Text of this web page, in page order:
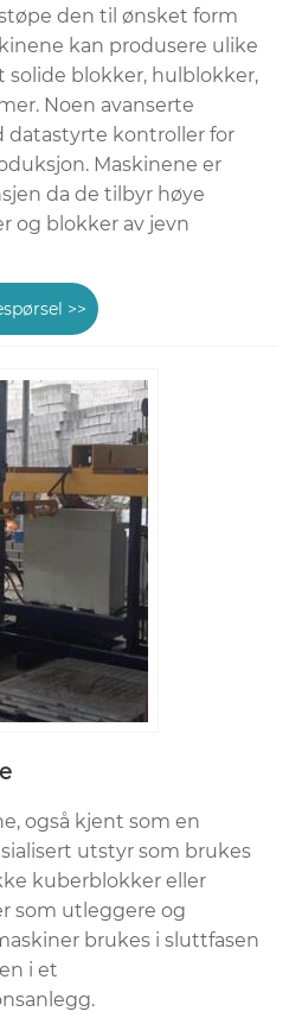
den til ønsket form
kan produsere ulike
blokker, hulblokker,
Noen avanserte
kontroller for
Maskinene er
da de tilbyr høye
og blokker av jevn
>>
også kjent som en
utstyr som brukes
kuberblokker eller
som utleggere og
brukes i sluttfasen
i et